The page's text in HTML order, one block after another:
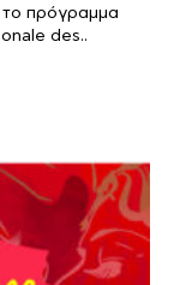
πρόγραμμα
des..